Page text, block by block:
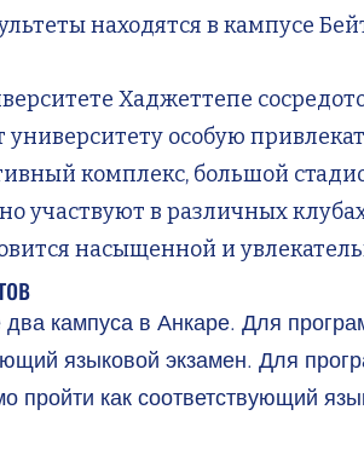
находятся в кампусе
Хаджеттепе
особую
комплекс, большой
участвуют в различных
насыщенной и
кампуса в Анкаре. Для
языковой экзамен. Для
пройти как соответствующий